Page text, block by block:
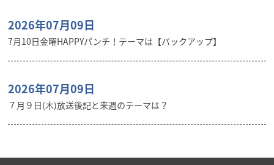
2026年07月09日
7月10日金曜HAPPYパンチ！テーマは【バックアップ】
2026年07月09日
７月９日(木)放送後記と来週のテーマは？